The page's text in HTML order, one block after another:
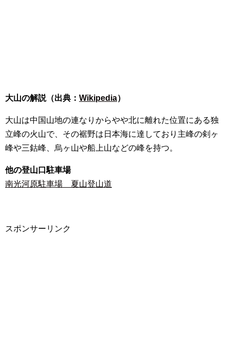
大山の解説（出典： Wikipedia）
大山は中国山地の連なりからやや北に離れた位置にある独
立峰の火山で、その裾野は日本海に達しており主峰の剣ヶ
峰や三鈷峰、烏ヶ山や船上山などの峰を持つ。
他の登山口駐車場
南光河原駐車場 夏山登山道
スポンサーリンク